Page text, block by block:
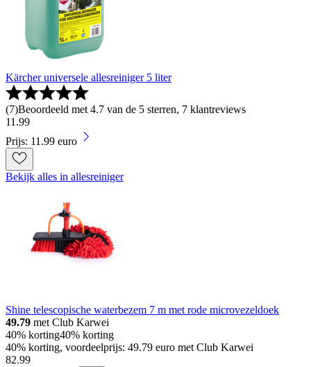
Kärcher universele allesreiniger 5 liter
(7)Beoordeeld met 4.7 van de 5 sterren, 7 klantreviews
11 .99
Prijs: 11.99 euro
Bekijk alles in allesreiniger
Shine telescopische waterbezem 7 m met rode microvezeldoek
49.79 met Club Karwei
40% korting40% korting
40% korting, voordeelprijs: 49.79 euro met Club Karwei
82.99